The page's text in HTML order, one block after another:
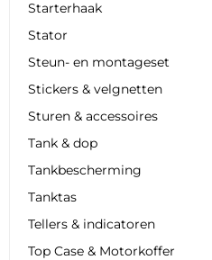
Starterhaak
Stator
Steun- en montageset
Stickers & velgnetten
Sturen & accessoires
Tank & dop
Tankbescherming
Tanktas
Tellers & indicatoren
Top Case & Motorkoffer